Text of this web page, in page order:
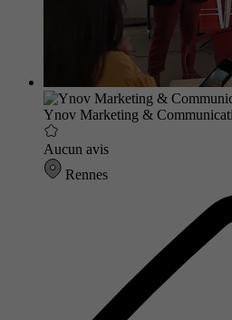
Ynov Marketing &
Aucun avis
Rennes